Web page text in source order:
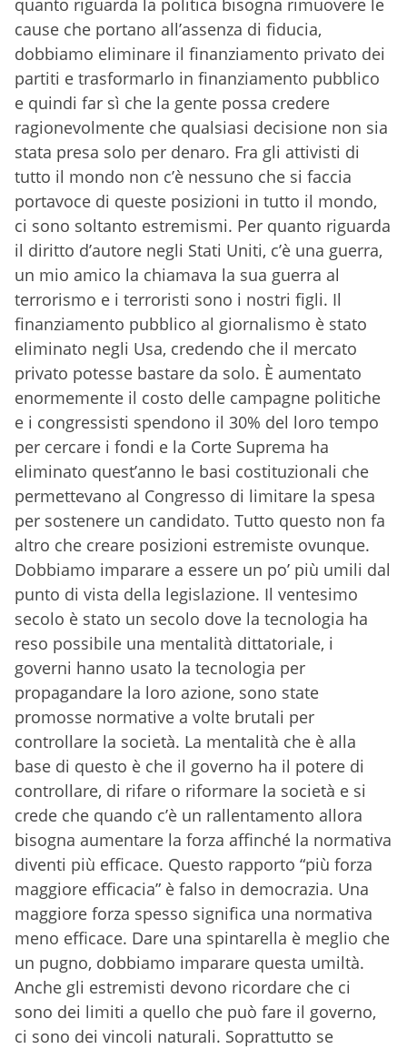
quanto riguarda la politica bisogna rimuovere le
cause che portano all’assenza di fiducia,
dobbiamo eliminare il finanziamento privato dei
partiti e trasformarlo in finanziamento pubblico
e quindi far sì che la gente possa credere
ragionevolmente che qualsiasi decisione non sia
stata presa solo per denaro. Fra gli attivisti di
tutto il mondo non c’è nessuno che si faccia
portavoce di queste posizioni in tutto il mondo,
ci sono soltanto estremismi. Per quanto riguarda
il diritto d’autore negli Stati Uniti, c’è una guerra,
un mio amico la chiamava la sua guerra al
terrorismo e i terroristi sono i nostri figli. Il
finanziamento pubblico al giornalismo è stato
eliminato negli Usa, credendo che il mercato
privato potesse bastare da solo. È aumentato
enormemente il costo delle campagne politiche
e i congressisti spendono il 30% del loro tempo
per cercare i fondi e la Corte Suprema ha
eliminato quest’anno le basi costituzionali che
permettevano al Congresso di limitare la spesa
per sostenere un candidato. Tutto questo non fa
altro che creare posizioni estremiste ovunque.
Dobbiamo imparare a essere un po’ più umili dal
punto di vista della legislazione. Il ventesimo
secolo è stato un secolo dove la tecnologia ha
reso possibile una mentalità dittatoriale, i
governi hanno usato la tecnologia per
propagandare la loro azione, sono state
promosse normative a volte brutali per
controllare la società. La mentalità che è alla
base di questo è che il governo ha il potere di
controllare, di rifare o riformare la società e si
crede che quando c’è un rallentamento allora
bisogna aumentare la forza affinché la normativa
diventi più efficace. Questo rapporto “più forza
maggiore efficacia” è falso in democrazia. Una
maggiore forza spesso significa una normativa
meno efficace. Dare una spintarella è meglio che
un pugno, dobbiamo imparare questa umiltà.
Anche gli estremisti devono ricordare che ci
sono dei limiti a quello che può fare il governo,
ci sono dei vincoli naturali. Soprattutto se